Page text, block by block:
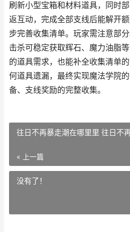
刷新小型宝箱和材料道具，同时
返互动，完成全部支线后能解开
步完善收集清单。玩家需注意部
击杀可稳定获取辉石、魔力油脂
的道具需求，也能补全收集清单
何道具遗漏，最终实现魔法学院
备、支线奖励的完整收集。
往日不再暴走潮在哪里里 往日不
« 上一篇
没有了！